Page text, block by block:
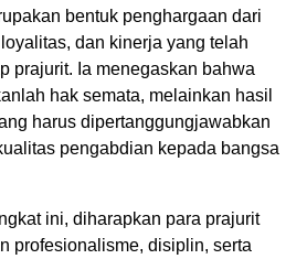
bentuk penghargaan dari
dan kinerja yang telah
prajurit. Ia menegaskan bahwa
hak semata, melainkan hasil
harus dipertanggungjawabkan
pengabdian kepada bangsa
ini, diharapkan para prajurit
profesionalisme, disiplin, serta